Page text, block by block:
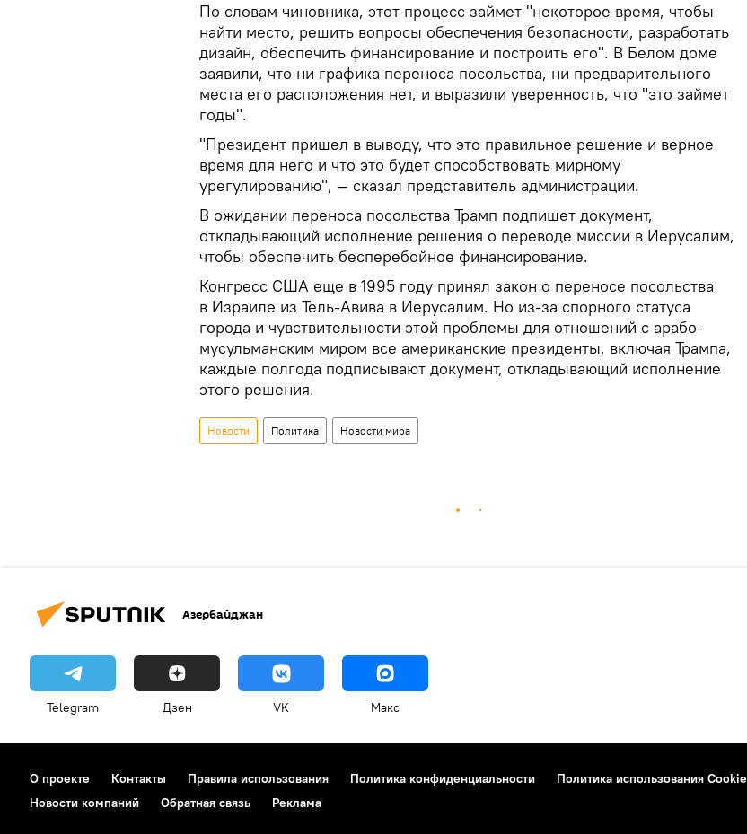
По словам чиновника, этот процесс займет "некоторое время, чтобы
найти место, решить вопросы обеспечения безопасности, разработать
дизайн, обеспечить финансирование и построить его". В Белом доме
заявили, что ни графика переноса посольства, ни предварительного
места его расположения нет, и выразили уверенность, что "это займет
годы".
"Президент пришел в выводу, что это правильное решение и верное
время для него и что это будет способствовать мирному
урегулированию", — сказал представитель администрации.
В ожидании переноса посольства Трамп подпишет документ,
откладывающий исполнение решения о переводе миссии в Иерусалим,
чтобы обеспечить бесперебойное финансирование.
Конгресс США еще в 1995 году принял закон о переносе посольства
в Израиле из Тель-Авива в Иерусалим. Но из-за спорного статуса
города и чувствительности этой проблемы для отношений с арабо-
мусульманским миром все американские президенты, включая Трампа,
каждые полгода подписывают документ, откладывающий исполнение
этого решения.
Новости Политика Новости мира
Азербайджан
Telegram Дзен VK Макс
О проекте Контакты Правила использования Политика конфиденциальности Политика использования Cookie
Новости компаний
Обратная связь Реклама